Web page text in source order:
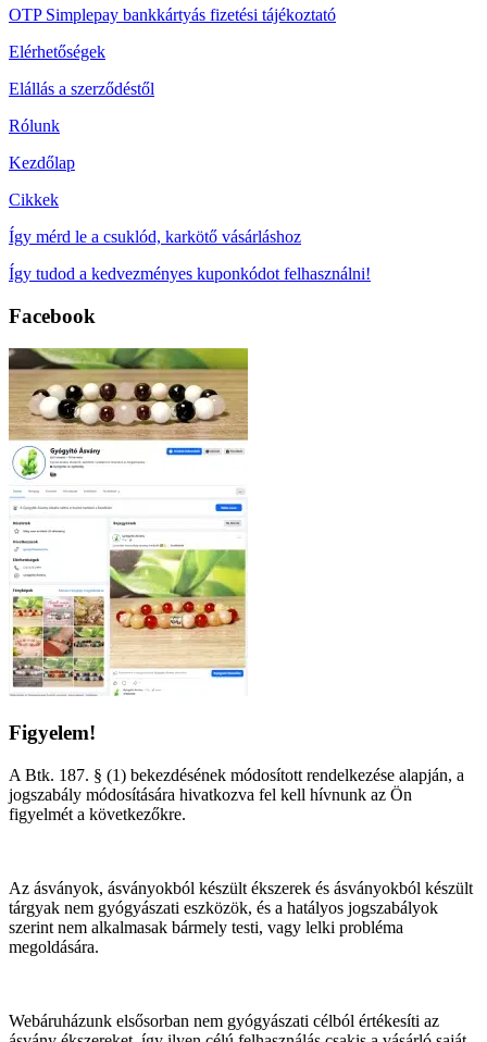
OTP Simplepay bankkártyás fizetési tájékoztató
Elérhetőségek
Elállás a szerződéstől
Rólunk
Kezdőlap
Cikkek
Így mérd le a csuklód, karkötő vásárláshoz
Így tudod a kedvezményes kuponkódot felhasználni!
Facebook
Figyelem!
A Btk. 187. § (1) bekezdésének módosított rendelkezése alapján, a
jogszabály módosítására hivatkozva fel kell hívnunk az Ön
figyelmét a következőkre.
Az ásványok, ásványokból készült ékszerek és ásványokból készült
tárgyak nem gyógyászati eszközök, és a hatályos jogszabályok
szerint nem alkalmasak bármely testi, vagy lelki probléma
megoldására.
Webáruházunk elsősorban nem gyógyászati célból értékesíti az